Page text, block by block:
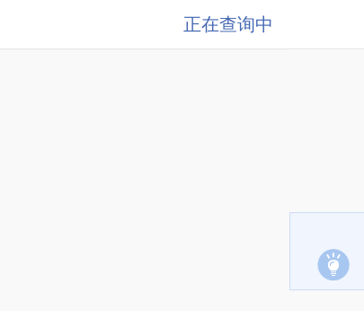
正在查询中